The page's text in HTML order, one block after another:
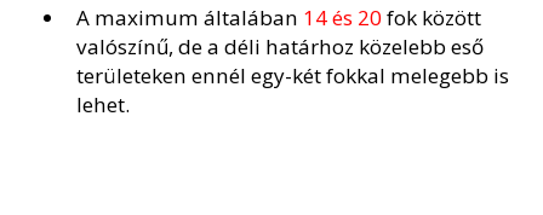
A maximum általában 14 és 20fok között
valószínű, de a déli határhoz közelebb eső
területeken ennél egy-két fokkal melegebb is
lehet.